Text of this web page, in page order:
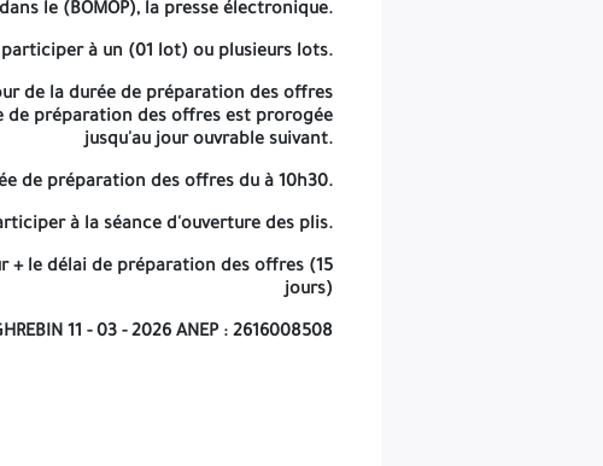
le (BOMOP), la presse électronique.
à un (01 lot) ou plusieurs lots.
de la durée de préparation des offres
de préparation des offres est prorogée
jusqu'au jour ouvrable suivant.
de préparation des offres du à 10h30.
à la séance d'ouverture des plis.
+ le délai de préparation des offres (15
jours)
11 - 03 - 2026 ANEP : 2616008508